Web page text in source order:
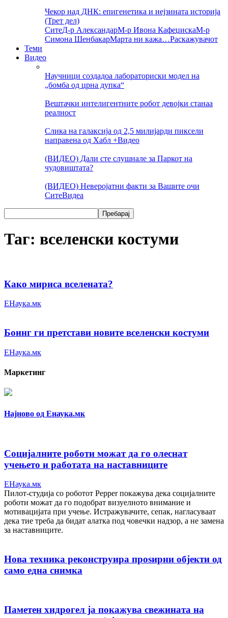
Чекор над ДНК: епигенетика и нејзината историја
(Трет дел)
СитеД-р АлександарМ-р Ивона КафеџискаМ-р
Симона ШенбакарМарта ни кажа…Раскажувачот
Теми
Видео
Научници создадоа лабораториски модел на
„бомба од црна дупка“
Вештачки интелигентните робот девојки станаа
реалност
Слика на галаксија од 2,5 милијарди пиксели
направена од Хабл +Видео
(ВИДЕО) Дали сте слушнале за Паркот на
чудовиштата?
(ВИДЕО) Неверојатни факти за Вашите очи
СитеВидеа
Таг: вселенски костуми
Како мириса вселената?
ЕНаука.мк
Боинг ги претстави новите вселенски костуми
ЕНаука.мк
Маркетинг
Најново од Енаука.мк
Социјалните роботи можат да го олеснат
учењето и работата на наставниците
ЕНаука.мк
Пилот-студија со роботот Pepper покажува дека социјалните
роботи можат да го подобрат визуелното внимание и
мотивацијата при учење. Истражувачите, сепак, нагласуваат
дека тие треба да бидат алатка под човечки надзор, а не замена
за наставниците.
Нова техника реконструира проѕирни објекти од
само една снимка
Паметен хидрогел ја покажува свежината на